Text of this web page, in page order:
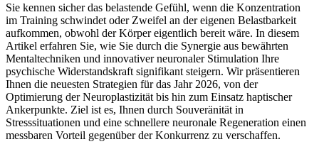
Sie kennen sicher das belastende Gefühl, wenn die Konzentration
im Training schwindet oder Zweifel an der eigenen Belastbarkeit
aufkommen, obwohl der Körper eigentlich bereit wäre. In diesem
Artikel erfahren Sie, wie Sie durch die Synergie aus bewährten
Mentaltechniken und innovativer neuronaler Stimulation Ihre
psychische Widerstandskraft signifikant steigern. Wir präsentieren
Ihnen die neuesten Strategien für das Jahr 2026, von der
Optimierung der Neuroplastizität bis hin zum Einsatz haptischer
Ankerpunkte. Ziel ist es, Ihnen durch Souveränität in
Stresssituationen und eine schnellere neuronale Regeneration einen
messbaren Vorteil gegenüber der Konkurrenz zu verschaffen.